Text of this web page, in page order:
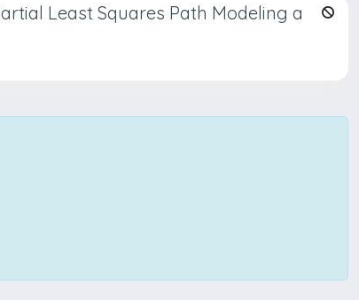
Least Squares Path Modeling a